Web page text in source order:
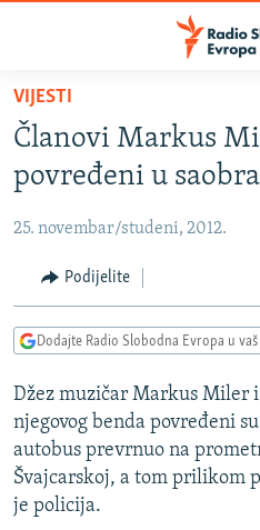
Pređite
na
glavni
sadržaj
Pređite
na
navigaciju
Pređite
na
VIJESTI
BOSNA I HERCEGOVINA
SRBIJA
KOSOVO
CRNA GORA
VIDEO
FOTOGALERIJE
INFOGRAFIKE
PODCASTI
RAT U UKRAJINI
KINA NA BALKANU
RSE PRIČE IZ SVIJETA
ISPRIČAJ MI
VIJESTI
Članovi Markus
povređeni u
25. novembar/studeni, 2012.
Podijelite
Dodajte Radio Slobodna Evropa u
Džez muzičar Markus Miler
njegovog benda povređeni
autobus prevrnuo na
Švajcarskoj, a tom prilikom
je policija.